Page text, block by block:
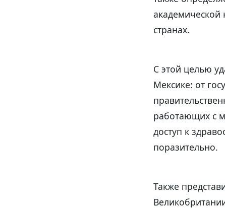
академической
странах.
С этой целью
Мексике: от
работающих с
доступ к
поразительно.
Также